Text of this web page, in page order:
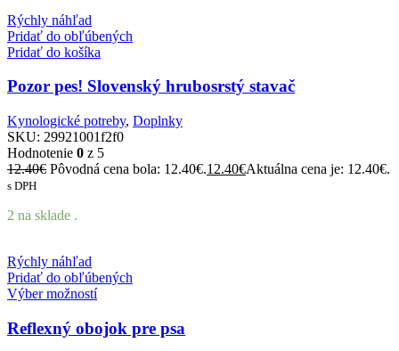
Rýchly náhľad
Pridať do obľúbených
Pridať do košíka
Pozor pes! Slovenský hrubosrstý stavač
Kynologické potreby, Doplnky
SKU: 29921001f2f0
Hodnotenie 0 z 5
12.40€ Pôvodná cena bola: 12.40€.12.40€Aktuálna cena je: 12.40€.
s DPH
2 na sklade .
Rýchly náhľad
Pridať do obľúbených
Výber možností
Reflexný obojok pre psa